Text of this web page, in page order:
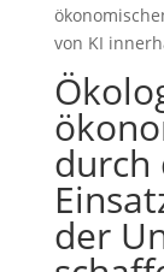
von KI
durch
der